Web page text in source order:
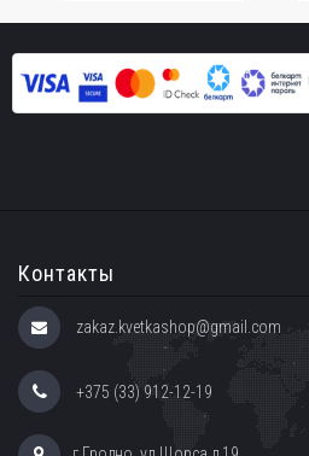
Контакты
zakaz.kvetkashop@gmail.com
+375 (33) 912-12-19